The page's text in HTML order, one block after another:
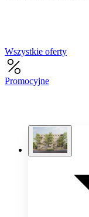
Wszystkie oferty
Promocyjne